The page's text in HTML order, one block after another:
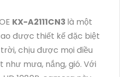
KX-A2111CN3 là một
được thiết kế đặc biệt
chịu được mọi điều
mưa, nắng, gió. Với